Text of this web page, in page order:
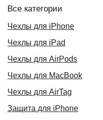
Все категории
Чехлы для iPhone
Чехлы для AirPods
Чехлы для iPad
Чехлы для MacBook
Чехлы для AirTag
Защита для iPhone